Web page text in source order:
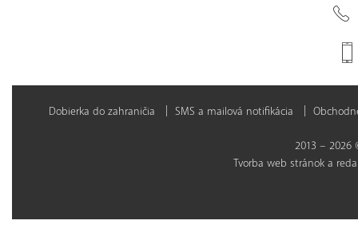
Dobierka do zahraničia SMS a mailová notifikácia
2013 – 2026
Tvorba web stránok a